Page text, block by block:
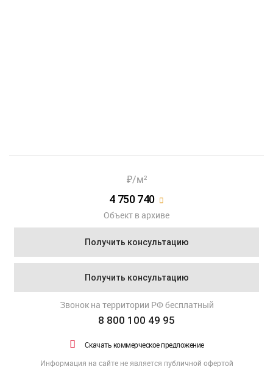
₽/м²
4 750 740
Объект в архиве
Получить консультацию
Получить консультацию
Звонок на территории РФ бесплатный
8 800 100 49 95
Скачать коммерческое предложение
Информация на сайте не является публичной офертой